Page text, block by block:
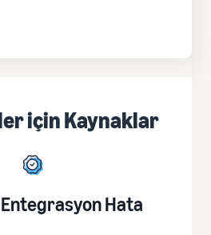
için Kaynaklar
Hata